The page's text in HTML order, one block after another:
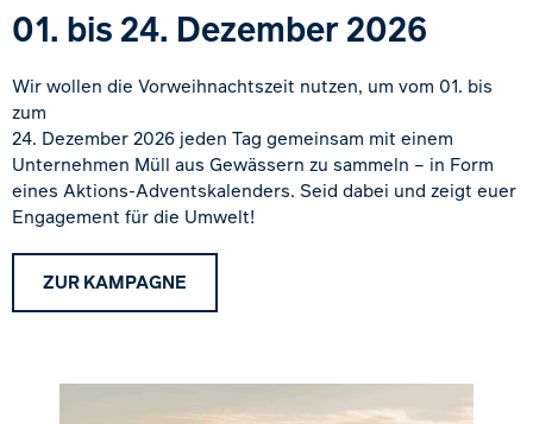
01. bis 24. Dezember 2026
Wir wollen die Vorweihnachtszeit nutzen, um vom 01. bis
zum
24. Dezember 2026 jeden Tag gemeinsam mit einem
Unternehmen Müll aus Gewässern zu sammeln – in Form
eines Aktions-Adventskalenders. Seid dabei und zeigt euer
Engagement für die Umwelt!
ZUR KAMPAGNE